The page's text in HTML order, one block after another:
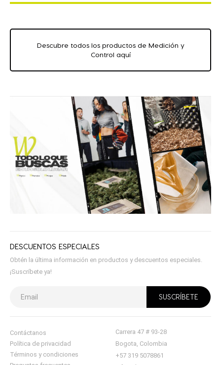
Descubre todos los productos de Medición y
Control aquí
DESCUENTOS ESPECIALES
Obtén la última información en productos y descuentos especiales.
¡Suscríbete ya!
Contáctanos
Política de privacidad
Términos y condiciones
Carrera 47 # 93-28
Bogota, Colombia
+57 319 5078861